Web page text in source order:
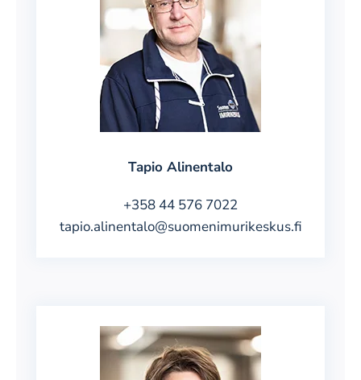
Tapio Alinentalo
+358 44 576 7022
tapio.alinentalo@suomenimurikeskus.fi